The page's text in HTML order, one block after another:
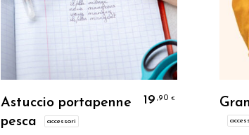
Astuccio portapenne
pesca
accessori
19 ,90 €